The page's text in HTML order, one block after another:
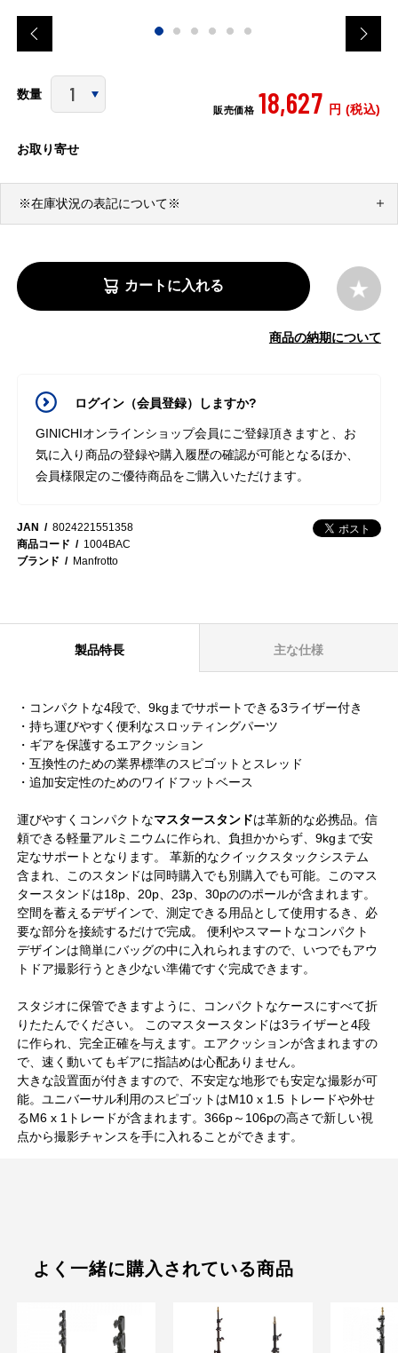
数量
販売価格 18,627 円 (税込)
お取り寄せ
※在庫状況の表記について※
カートに入れる
商品の納期について
ログイン（会員登録）しますか?
GINICHIオンラインショップ会員にご登録頂きますと、お
気に入り商品の登録や購入履歴の確認が可能となるほか、
会員様限定のご優待商品をご購入いただけます。
JAN
8024221551358
商品コード
1004BAC
ブランド
Manfrotto
製品特長 主な仕様
・コンパクトな4段で、9kgまでサポートできる3ライザー付き
・持ち運びやすく便利なスロッティングパーツ
・ギアを保護するエアクッション
・互換性のための業界標準のスピゴットとスレッド
・追加安定性のためのワイドフットベース
運びやすくコンパクトなマスタースタンドは革新的な必携品。信
頼できる軽量アルミニウムに作られ、負担かからず、9kgまで安
定なサポートとなります。 革新的なクイックスタックシステム
含まれ、このスタンドは同時購入でも別購入でも可能。このマス
タースタンドは18p、20p、23p、30pののポールが含まれます。
空間を蓄えるデザインで、測定できる用品として使用するき、必
要な部分を接続するだけで完成。 便利やスマートなコンパクト
デザインは簡単にバッグの中に入れられますので、いつでもアウ
トドア撮影行うとき少ない準備ですぐ完成できます。
スタジオに保管できますように、コンパクトなケースにすべて折
りたたんでください。 このマスタースタンドは3ライザーと4段
に作られ、完全正確を与えます。エアクッションが含まれますの
で、速く動いてもギアに指詰めは心配ありません。
大きな設置面が付きますので、不安定な地形でも安定な撮影が可
能。ユニバーサル利用のスピゴットはM10 x 1.5 トレードや外せ
るM6 x 1トレードが含まれます。366p～106pの高さで新しい視
点から撮影チャンスを手に入れることができます。
よく一緒に購入されている商品